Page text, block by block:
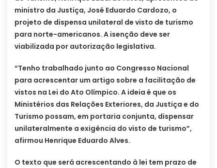
ministro da Justiça, José Eduardo Cardozo, o
projeto de dispensa unilateral de visto de turismo
para norte-americanos. A isenção deve ser
viabilizada por autorização legislativa.
“Tenho trabalhado junto ao Congresso Nacional
para acrescentar um artigo sobre a facilitação de
vistos na Lei do Ato Olímpico. A ideia é que os
Ministérios das Relações Exteriores, da Justiça e do
Turismo possam, em portaria conjunta, dispensar
unilateralmente a exigência do visto de turismo”,
afirmou Henrique Eduardo Alves.
O texto que será acrescentando à lei tem prazo de